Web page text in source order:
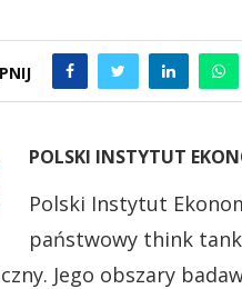
POLSKI INSTYTUT
Polski Instytut
państwowy think tank
Jego obszary